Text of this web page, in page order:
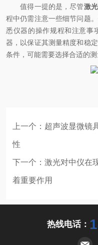
值得一提的是，尽管激
程中仍需注意一些细节问题
悉仪器的操作规程和注意事
器，以保证其测量精度和稳
条件，可能需要选择合适的
上一个： 超声波显微镜
性
下一个： 激光对中仪在
着重要作用
热线电话：